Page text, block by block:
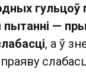
гульцоў
пытанні —
, а ў